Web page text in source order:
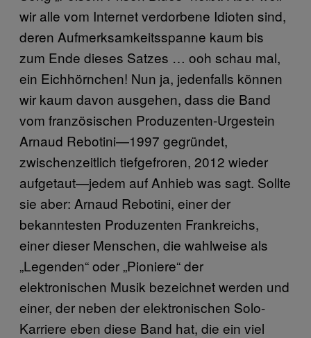
wir alle vom Internet verdorbene Idioten sind,
deren Aufmerksamkeitsspanne kaum bis
zum Ende dieses Satzes … ooh schau mal,
ein Eichhörnchen! Nun ja, jedenfalls können
wir kaum davon ausgehen, dass die Band
vom französischen Produzenten-Urgestein
Arnaud Rebotini—1997 gegründet,
zwischenzeitlich tiefgefroren, 2012 wieder
aufgetaut—jedem auf Anhieb was sagt. Sollte
sie aber: Arnaud Rebotini, einer der
bekanntesten Produzenten Frankreichs,
einer dieser Menschen, die wahlweise als
„Legenden“ oder „Pioniere“ der
elektronischen Musik bezeichnet werden und
einer, der neben der elektronischen Solo-
Karriere eben diese Band hat, die ein viel